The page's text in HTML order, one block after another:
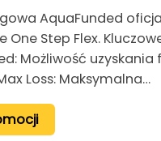
AquaFunded
One Step Flex.
Możliwość
Loss: Maksymalna…